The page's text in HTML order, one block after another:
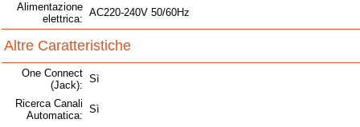
Alimentazione
elettrica:
AC220-240V 50/60Hz
Altre Caratteristiche
One Connect
(Jack):
Sì
Ricerca Canali
Automatica:
Sì